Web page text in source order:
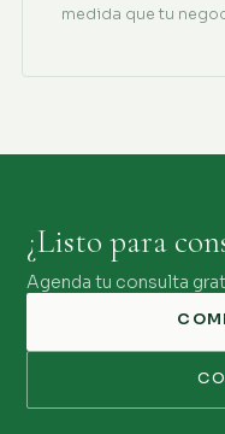
medida que tu
¿Listo para
Agenda tu consulta